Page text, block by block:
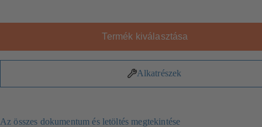
Termék kiválasztása
Alkatrészek
Az összes dokumentum és letöltés megtekintése